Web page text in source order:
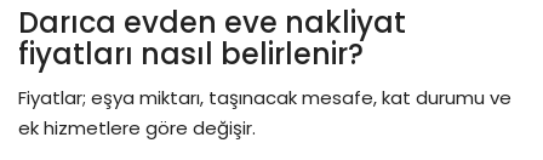
Darıca evden eve nakliyat
fiyatları nasıl belirlenir?
Fiyatlar; eşya miktarı, taşınacak mesafe, kat durumu ve
ek hizmetlere göre değişir.